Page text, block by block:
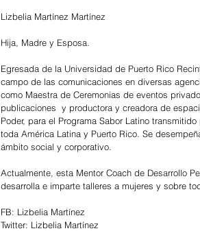
Lizbelia Martínez Martínez
Hija, Madre y Esposa.
Egresada de la Universidad de Puerto Rico
campo de las comunicaciones en diversas
como Maestra de Ceremonias de eventos
publicaciones  y productora y creadora de
Poder, para el Programa Sabor Latino
toda América Latina y Puerto Rico. Se
ámbito social y corporativo.
Actualmente, esta Mentor Coach de Desarrollo
desarrolla e imparte talleres a mujeres y sobre
FB: Lizbelia Martínez
Twitter: Lizbelia Martínez